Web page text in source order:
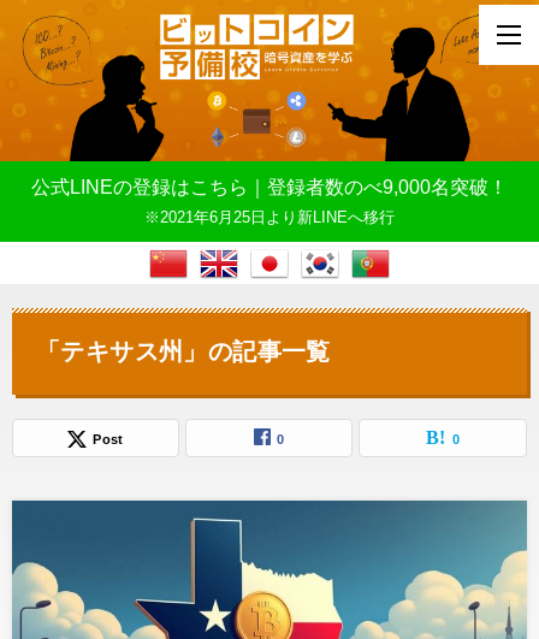
公式LINEの登録はこちら｜登録者数のべ9,000名突破！
※2021年6月25日より新LINEへ移行
「テキサス州」の記事一覧
Post 0 0